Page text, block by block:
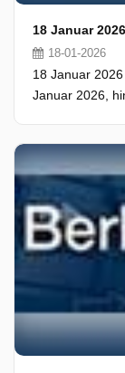
18 Januar 2026
18-01-2026
18 Januar
Januar 2026,